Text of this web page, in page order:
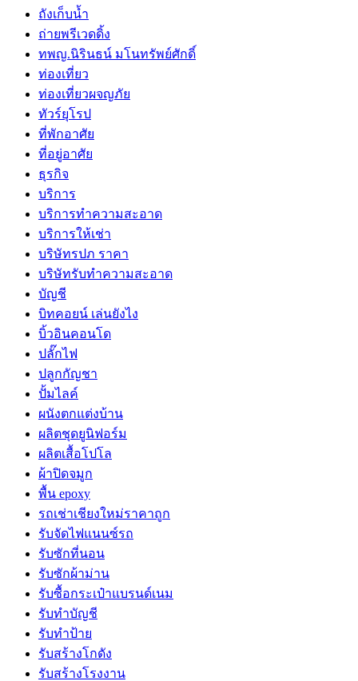
ถังเก็บน้ำ
ถ่ายพรีเวดดิ้ง
ทพญ.นิรินธน์ มโนทรัพย์ศักดิ์
ท่องเที่ยว
ท่องเที่ยวผจญภัย
ทัวร์ยุโรป
ที่พักอาศัย
ที่อยู่อาศัย
ธุรกิจ
บริการ
บริการทำความสะอาด
บริการให้เช่า
บริษัทรปภ ราคา
บริษัทรับทำความสะอาด
บัญชี
บิทคอยน์ เล่นยังไง
บิ้วอินคอนโด
ปลั๊กไฟ
ปลูกกัญชา
ปั้มไลค์
ผนังตกแต่งบ้าน
ผลิตชุดยูนิฟอร์ม
ผลิตเสื้อโปโล
ผ้าปิดจมูก
พื้น epoxy
รถเช่าเชียงใหม่ราคาถูก
รับจัดไฟแนนซ์รถ
รับซักที่นอน
รับซักผ้าม่าน
รับซื้อกระเป๋าแบรนด์เนม
รับทำบัญชี
รับทำป้าย
รับสร้างโกดัง
รับสร้างโรงงาน